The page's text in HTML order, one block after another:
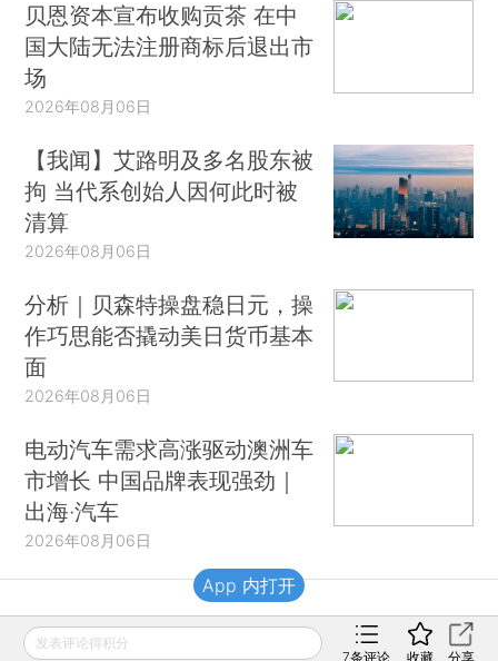
贝恩资本宣布收购贡茶 在中
国大陆无法注册商标后退出市
场
2026年08月06日
【我闻】艾路明及多名股东被
拘 当代系创始人因何此时被
清算
2026年08月06日
分析｜贝森特操盘稳日元，操
作巧思能否撬动美日货币基本
面
2026年08月06日
电动汽车需求高涨驱动澳洲车
市增长 中国品牌表现强劲｜
出海·汽车
2026年08月06日
财新移动
发表评论得积分
7条评论 收藏 分享
App 内打开